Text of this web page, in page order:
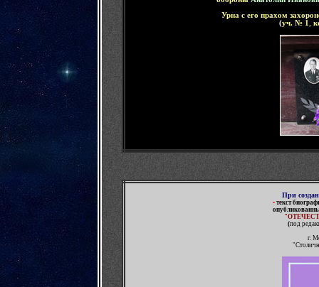
Урна с его прахом
(уч. № 1
При
• текст
(под
г.